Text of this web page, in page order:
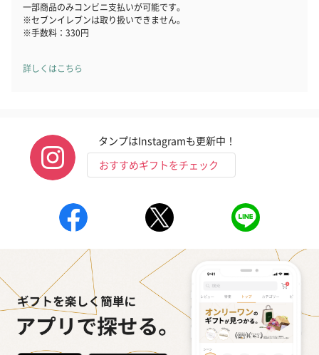
一部商品のみコンビニ支払いが可能です。
※セブンイレブンは取り扱いできません。
※手数料：330円
詳しくはこちら
タンプはInstagramも更新中！
おすすめギフトをチェック